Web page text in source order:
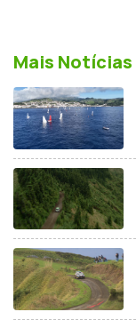
Mais Notícias